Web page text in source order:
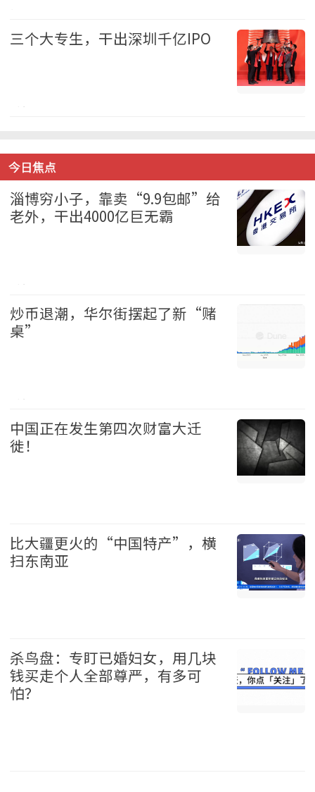
三个大专生，干出深圳千亿IPO
财经 2026-08-09
今日焦点
淄博穷小子，靠卖“9.9包邮”给
老外，干出4000亿巨无霸
财经 2026-08-09
炒币退潮，华尔街摆起了新“赌
桌”
财经 2026-08-09
中国正在发生第四次财富大迁
徙！
比大疆更火的“中国特产”，横
扫东南亚
杀鸟盘：专盯已婚妇女，用几块
钱买走个人全部尊严，有多可
怕？